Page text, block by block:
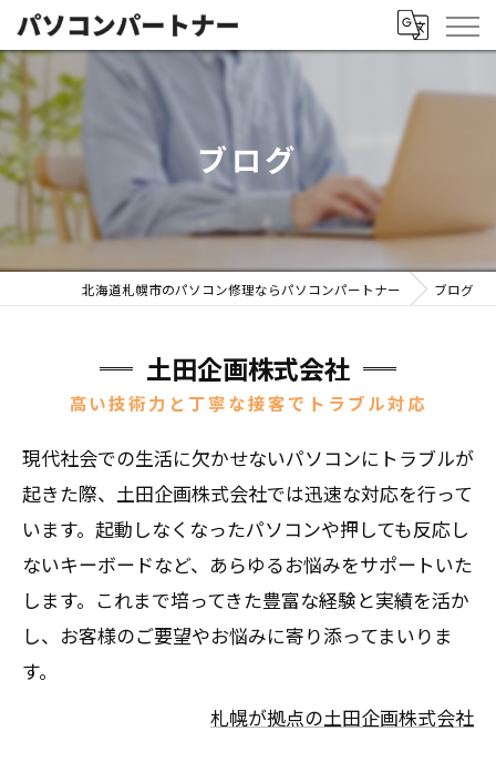
ブログ
北海道札幌市のパソコン修理ならパソコンパートナー ブログ
土田企画株式会社
高い技術力と丁寧な接客でトラブル対応
現代社会での生活に欠かせないパソコンにトラブルが
起きた際、土田企画株式会社では迅速な対応を行って
います。起動しなくなったパソコンや押しても反応し
ないキーボードなど、あらゆるお悩みをサポートいた
します。これまで培ってきた豊富な経験と実績を活か
し、お客様のご要望やお悩みに寄り添ってまいりま
す。
札幌が拠点の土田企画株式会社